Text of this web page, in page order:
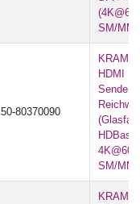
SM/MM)
50-80370090
HDMI
Sender
SM/MM)